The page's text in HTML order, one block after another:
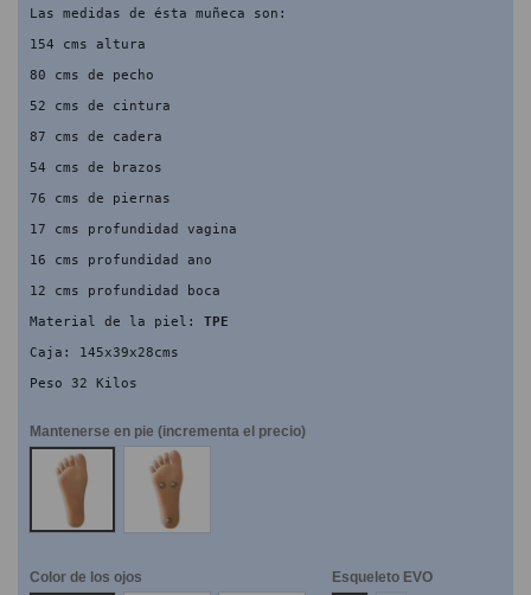
Las medidas de ésta muñeca son:
154 cms altura
80 cms de pecho
52 cms de cintura
87 cms de cadera
54 cms de brazos
76 cms de piernas
17 cms profundidad vagina
16 cms profundidad ano
12 cms profundidad boca
Material de la piel: TPE
Caja: 145x39x28cms
Peso 32 Kilos
Mantenerse en pie (incrementa el precio)
NO
SI
Color de los ojos
Esqueleto EVO